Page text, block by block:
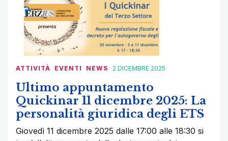
ATTIVITÀ EVENTI NEWS 2 DICEMBRE 2025
Ultimo appuntamento
Quickinar 11 dicembre 2025: La
personalità giuridica degli ETS
Giovedì 11 dicembre 2025 dalle 17:00 alle 18:30 si